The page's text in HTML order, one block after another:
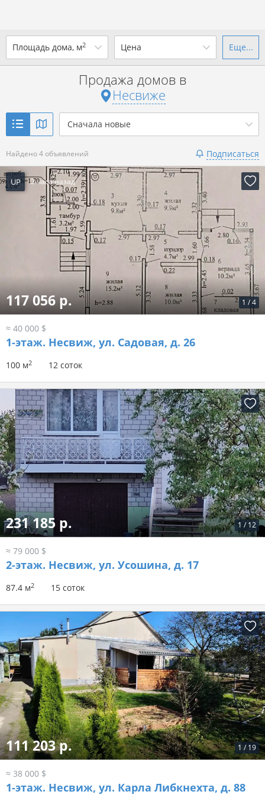
Площадь дома, м2
до
Показать 4 объявления
Цена
от до
р. за всё
Показать 4 объявления
Еще...
Продажа домов в
Несвиже
Сначала новые
Найдено 4 объявлений Подписаться
UP 2 часа назад
1 /4
117 056 р.
≈ 40 000 $
1-этаж. Несвиж, ул. Садовая, д. 26
100 м2 12 соток
1 / 12
231 185 р.
≈ 79 000 $
2-этаж. Несвиж, ул. Усошина, д. 17
87.4 м2 15 соток
1 / 19
111 203 р.
≈ 38 000 $
1-этаж. Несвиж, ул. Карла Либкнехта, д. 88
Ваш город -г. Несвиж?
Выбрать город